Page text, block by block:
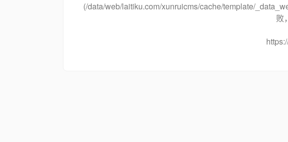
(/data/web/laitiku.com/xunruicms/cache/template/
败